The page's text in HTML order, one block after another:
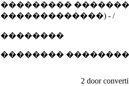
���������
�������������) - /
��������
��������
2 door